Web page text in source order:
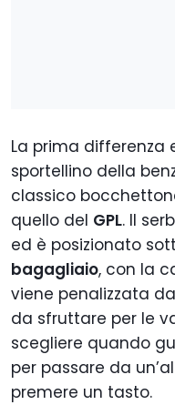
La prima differenza
sportellino della
classico
quello del GPL. Il
ed è posizionato
bagagliaio, con la
viene penalizzata
da sfruttare per le
scegliere quando
per passare da
premere un tasto.